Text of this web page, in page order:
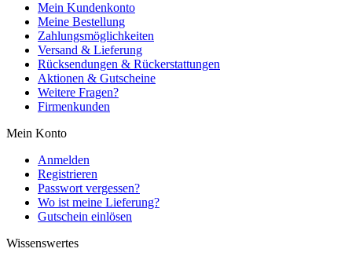
Mein Kundenkonto
Meine Bestellung
Zahlungsmöglichkeiten
Versand & Lieferung
Rücksendungen & Rückerstattungen
Aktionen & Gutscheine
Weitere Fragen?
Firmenkunden
Mein Konto
Anmelden
Registrieren
Passwort vergessen?
Wo ist meine Lieferung?
Gutschein einlösen
Wissenswertes